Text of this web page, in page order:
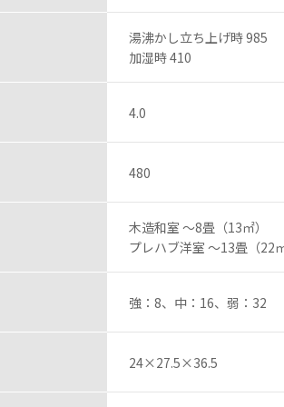
湯沸かし立ち上げ時 985
加湿時 410
4.0
480
木造和室 ～8畳（13㎡）
プレハブ洋室 ～13畳（22
強：8、中：16、弱：32
24×27.5×36.5